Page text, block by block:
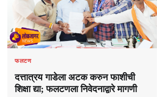
फलटण
दत्तात्रय गाडेला अटक करुन फाशीची
शिक्षा द्या; फलटणला निवेदनाद्वारे मागणी